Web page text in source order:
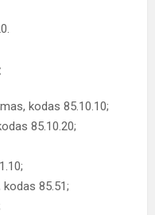
kodas 85.10.10;
85.10.20;
85.51;